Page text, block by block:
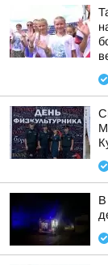
В